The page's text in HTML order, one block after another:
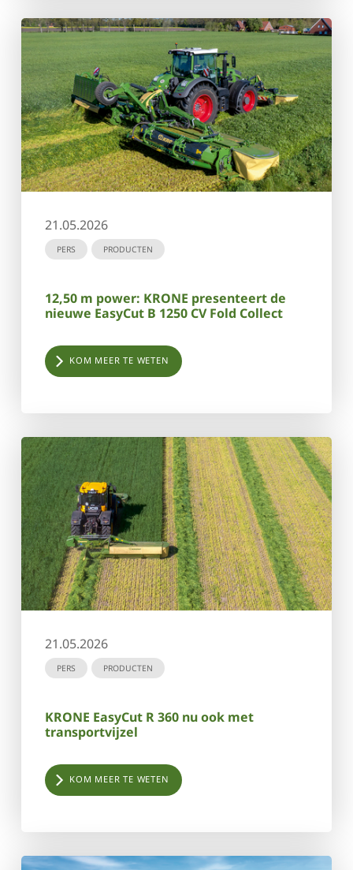
21.05.2026
PERS PRODUCTEN
12,50 m power: KRONE presenteert de
nieuwe EasyCut B 1250 CV Fold Collect
KOM MEER TE WETEN
21.05.2026
PERS PRODUCTEN
KRONE EasyCut R 360 nu ook met
transportvijzel
KOM MEER TE WETEN